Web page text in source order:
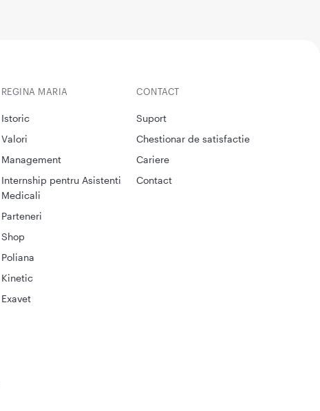
CONTACT
Suport
Chestionar de satisfactie
Cariere
Contact
REGINA MARIA
Istoric
Valori
Management
Internship pentru Asistenti
Medicali
Parteneri
Shop
Poliana
Kinetic
Exavet